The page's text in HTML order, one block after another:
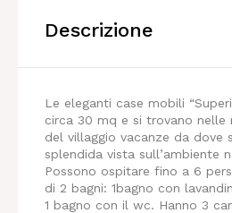
Descrizione
Le eleganti case mobili
circa 30 mq e si trovano nelle
del villaggio vacanze da dove
splendida vista sull’ambiente
Possono ospitare fino a 6
di 2 bagni: 1bagno con
1 bagno con il wc. Hanno 3